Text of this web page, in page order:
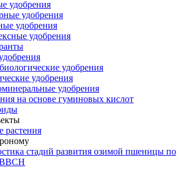
удобрения
удобрения
удобрения
удобрения
удобрения
удобрения
удобрения
на основе гуминовых кислот
растения
стадий развития озимой пшеницы по
ВВСН